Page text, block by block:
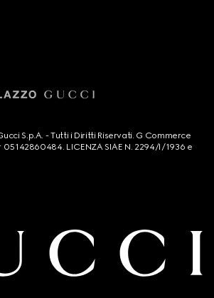
S.p.A. - Tutti i Diritti Riservati. G Commerce
05142860484. LICENZA SIAE N. 2294/I/1936 e